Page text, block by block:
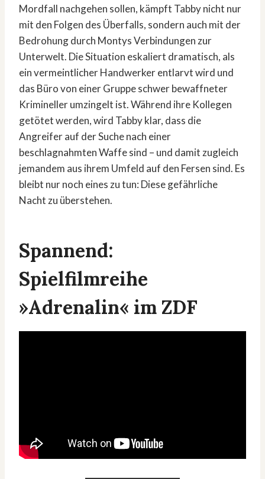
Mordfall nachgehen sollen, kämpft Tabby nicht nur
mit den Folgen des Überfalls, sondern auch mit der
Bedrohung durch Montys Verbindungen zur
Unterwelt. Die Situation eskaliert dramatisch, als
ein vermeintlicher Handwerker entlarvt wird und
das Büro von einer Gruppe schwer bewaffneter
Krimineller umzingelt ist. Während ihre Kollegen
getötet werden, wird Tabby klar, dass die
Angreifer auf der Suche nach einer
beschlagnahmten Waffe sind – und damit zugleich
jemandem aus ihrem Umfeld auf den Fersen sind. Es
bleibt nur noch eines zu tun: Diese gefährliche
Nacht zu überstehen.
Spannend:
Spielfilmreihe
»Adrenalin« im ZDF